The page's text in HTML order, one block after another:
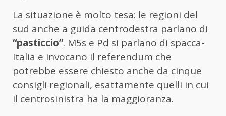
La situazione è molto tesa: le regioni del
sud anche a guida centrodestra parlano di
“pasticcio”. M5s e Pd si parlano di spacca-
Italia e invocano il referendum che
potrebbe essere chiesto anche da cinque
consigli regionali, esattamente quelli in cui
il centrosinistra ha la maggioranza.